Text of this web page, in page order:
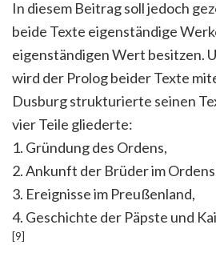
In diesem Beitrag soll jedoch
beide Texte eigenständige
eigenständigen Wert besitzen.
wird der Prolog beider Texte
Dusburg strukturierte seinen
vier Teile gliederte:
1. Gründung des Ordens,
2. Ankunft der Brüder im
3. Ereignisse im Preußenland,
4. Geschichte der Päpste und
[9]